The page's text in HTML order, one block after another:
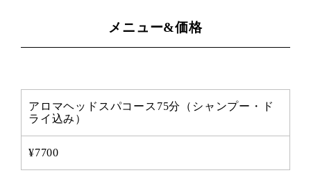
メニュー&価格
アロマヘッドスパコース75分（シャンプー・ド
ライ込み）
¥7700